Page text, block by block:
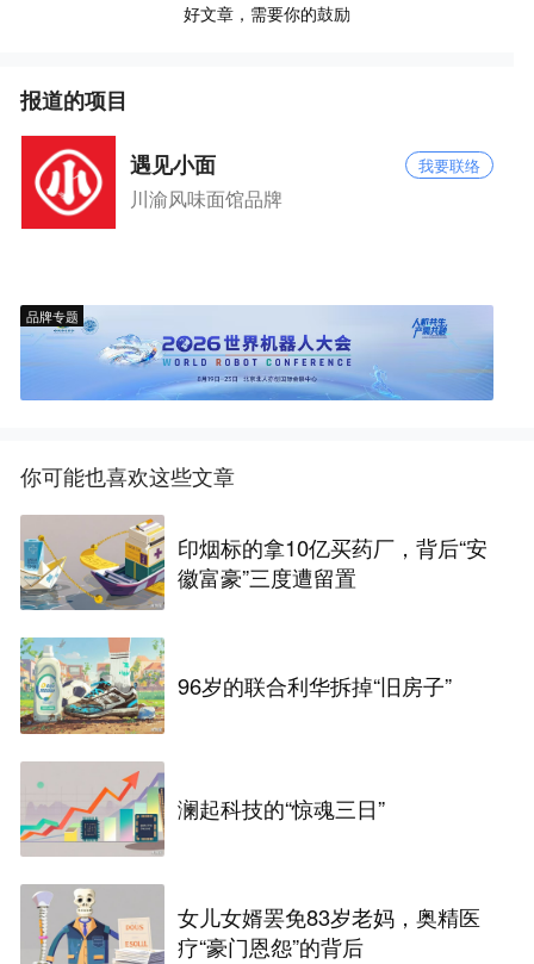
好文章，需要你的鼓励
报道的项目
遇见小面 我要联络
川渝风味面馆品牌
品牌专题
你可能也喜欢这些文章
印烟标的拿10亿买药厂，背后“安
徽富豪”三度遭留置
96岁的联合利华拆掉“旧房子”
澜起科技的“惊魂三日”
女儿女婿罢免83岁老妈，奥精医
疗“豪门恩怨”的背后